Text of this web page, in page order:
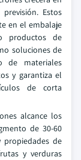
Estos
en el embalaje
productos de
soluciones de
de materiales
y garantiza el
de corta
alcance los
de 30-60
propiedades de
y verduras